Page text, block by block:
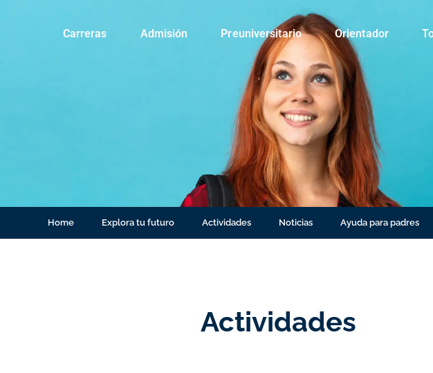
Carreras Admisión Preuniversitario Orientador
Home Explora tu futuro Actividades Noticias Ayuda para padres
Actividades